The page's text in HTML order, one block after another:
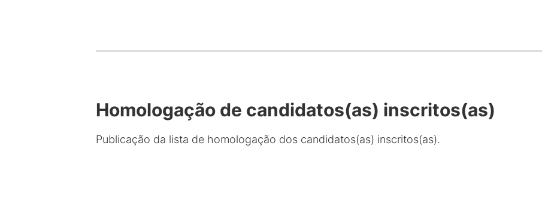
Homologação de candidatos(as) inscritos(as)
Publicação da lista de homologação dos candidatos(as) inscritos(as).